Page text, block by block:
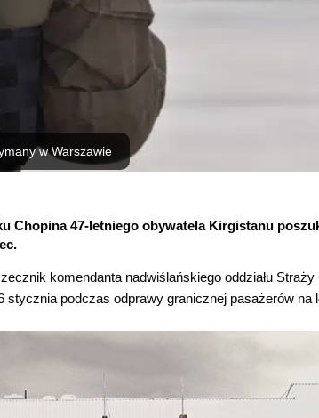
w Warszawie
Chopina 47-letniego obywatela Kirgistanu
komendanta nadwiślańskiego oddziału
podczas odprawy granicznej pasażerów na